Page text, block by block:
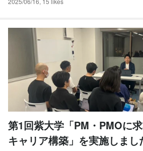
第1回紫大学「PM・PMOに
キャリア構築」を実施しまし